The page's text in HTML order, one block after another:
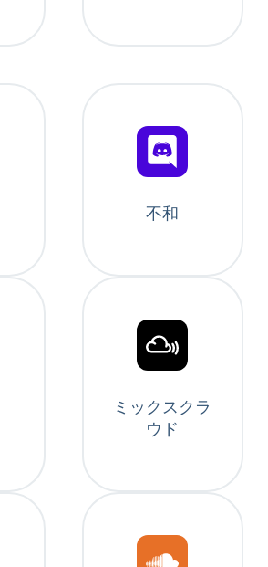
不和
ミックスクラ
ウド